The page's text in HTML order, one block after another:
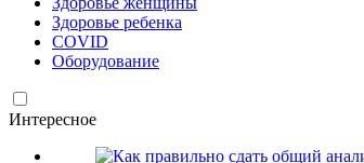
Здоровье ребенка
COVID
Оборудование
Интересное